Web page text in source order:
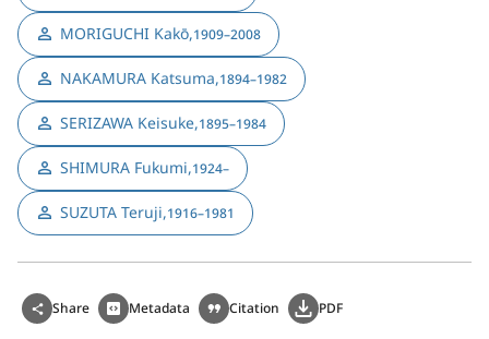
MORIGUCHI Kakō,1909–2008
NAKAMURA Katsuma,1894–1982
SERIZAWA Keisuke,1895–1984
SHIMURA Fukumi,1924–
SUZUTA Teruji,1916–1981
Share Metadata Citation PDF